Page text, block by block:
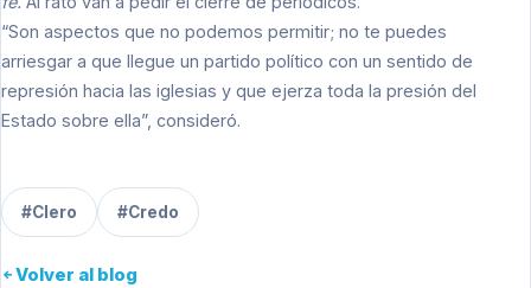
“Son aspectos que no podemos permitir; no te puedes
arriesgar a que llegue un partido político con un sentido de
represión hacia las iglesias y que ejerza toda la presión del
Estado sobre ella”, consideró.
#Clero #Credo
Volver al blog